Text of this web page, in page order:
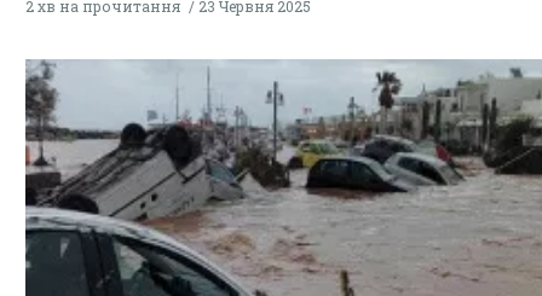
2 хв на прочитання 23 Червня 2025